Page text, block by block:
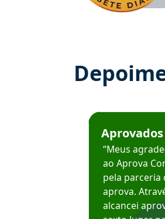
Estudante José
Aprovados
“Meus
ao Aprova
pela parceria
aprova.
alcancei